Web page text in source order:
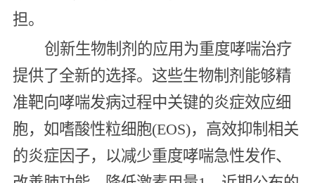
担。
创新生物制剂的应用为重度哮喘治疗
提供了全新的选择。这些生物制剂能够精
准靶向哮喘发病过程中关键的炎症效应细
胞，如嗜酸性粒细胞(EOS)，高效抑制相关
的炎症因子，以减少重度哮喘急性发作、